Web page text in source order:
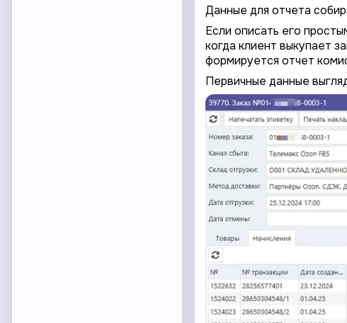
Данные для отчета
Если описать его
когда клиент выкупает
формируется отчет
Первичные данные